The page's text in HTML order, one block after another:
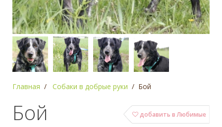
Главная Собаки в добрые руки Бой
добавить в Любимые
Бой